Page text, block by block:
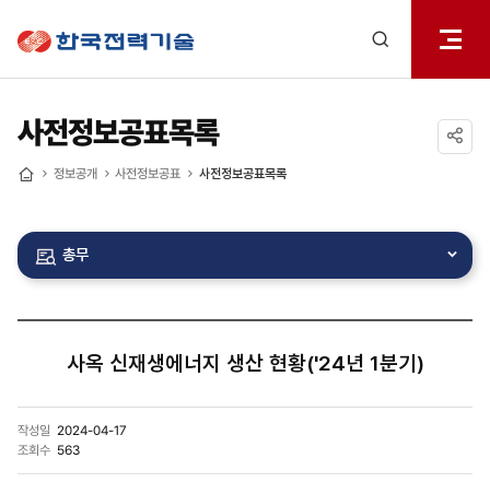
열기
사전정보공표목록
정보공개 사전정보공표 사전정보공표목록
총무
사옥 신재생에너지 생산 현황('24년 1분기)
작성일 2024-04-17
조회수 563